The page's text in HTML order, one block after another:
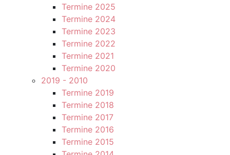
Termine 2025
Termine 2024
Termine 2023
Termine 2022
Termine 2021
Termine 2020
2019 - 2010
Termine 2019
Termine 2018
Termine 2017
Termine 2016
Termine 2015